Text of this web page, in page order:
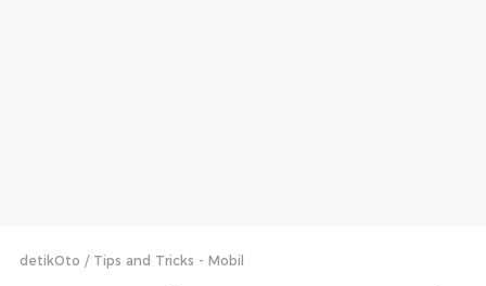
detikOto Tips and Tricks - Mobil